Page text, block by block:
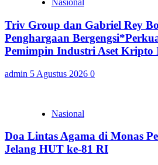
Nasional
Triv Group dan Gabriel Rey
Penghargaan
Pemimpin Industri Aset Kripto
admin 5 Agustus 2026 0
Nasional
Doa Lintas Agama di Monas
Jelang HUT ke-81 RI